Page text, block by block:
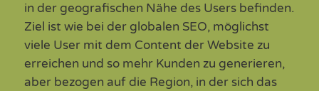
in der geografischen Nähe des Users befinden.
Ziel ist wie bei der globalen SEO, möglichst
viele User mit dem Content der Website zu
erreichen und so mehr Kunden zu generieren,
aber bezogen auf die Region, in der sich das